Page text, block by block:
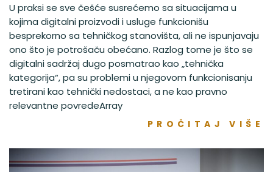
U praksi se sve češće susrećemo sa situacijama u
kojima digitalni proizvodi i usluge funkcionišu
besprekorno sa tehničkog stanovišta, ali ne ispunjavaju
ono što je potrošaču obećano. Razlog tome je što se
digitalni sadržaj dugo posmatrao kao „tehnička
kategorija“, pa su problemi u njegovom funkcionisanju
tretirani kao tehnički nedostaci, a ne kao pravno
relevantne povredeArray
PROČITAJ VIŠE